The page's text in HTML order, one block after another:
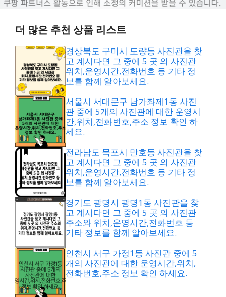
더 많은 추천 상품 리스트
경상북도 구미시 도량동 사진관을 찾
고 계시다면 그 중에 5 곳 의 사진관
위치,운영시간,전화번호 등 기타 정
보를 함께 알아보세요.
서울시 서대문구 남가좌제1동 사진
관 중에 5개의 사진관에 대한 운영시
간,위치,전화번호,주소 정보 확인 하
세요.
전라남도 목포시 만호동 사진관을 찾
고 계시다면 그 중에 5 곳 의 사진관
위치,운영시간,전화번호 등 기타 정
보를 함께 알아보세요.
경기도 광명시 광명1동 사진관을 찾
고 계시다면 그 중에 5 곳 의 사진관
주소와 위치,운영시간,전화번호 등
기타 정보를 함께 알아보세요.
인천시 서구 가정1동 사진관 중에 5
개의 사진관에 대한 운영시간,위치,
전화번호,주소 정보 확인 하세요.